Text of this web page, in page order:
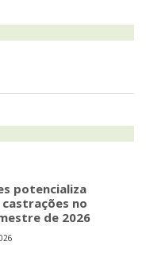
potencializa
no
de 2026